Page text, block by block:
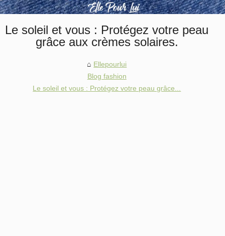
Le soleil et vous : Protégez votre peau
grâce aux crèmes solaires.
Ellepourlui
Blog fashion
Le soleil et vous : Protégez votre peau grâce...